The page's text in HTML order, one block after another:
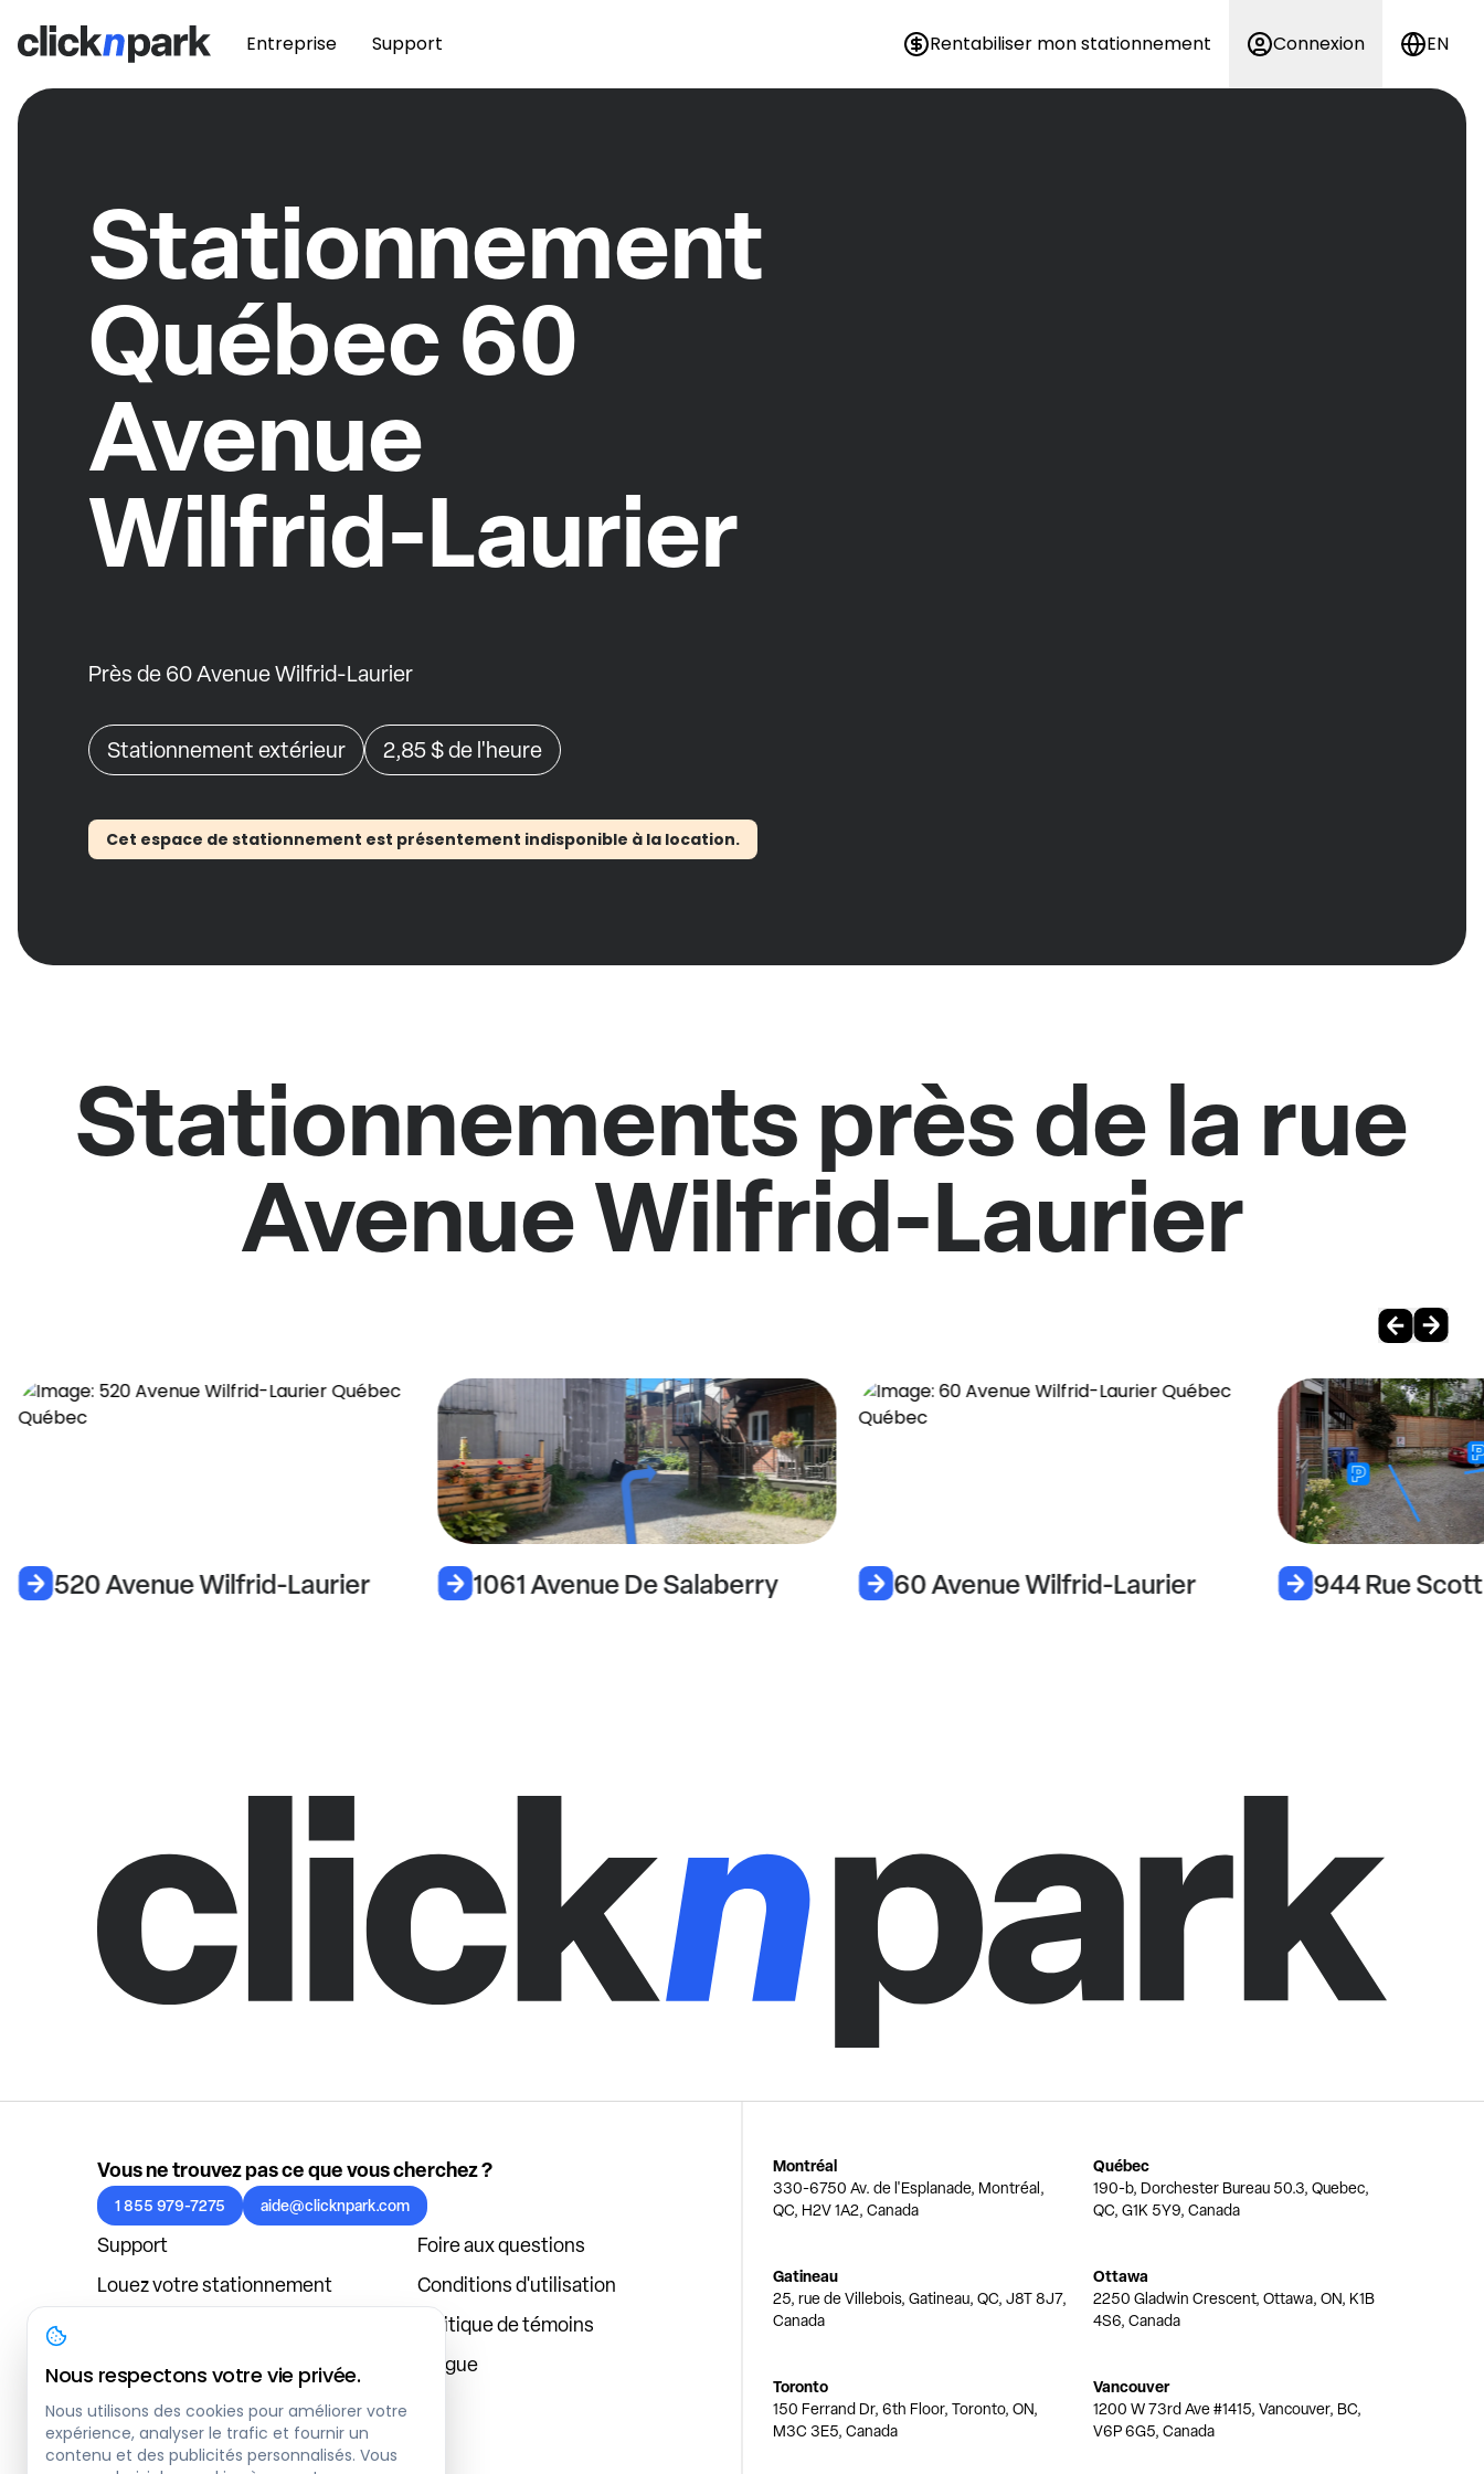
Entreprise Support Rentabiliser mon stationnement Connexion EN
Stationnement
Québec 60
Avenue
Wilfrid-Laurier
Près de 60 Avenue Wilfrid-Laurier
Stationnement extérieur 2,85 $de l'heure
Cet espace de stationnement est présentement indisponible à la location.
Stationnements près de la rue
Avenue Wilfrid-Laurier
520 Avenue Wilfrid-Laurier 1061 Avenue De Salaberry 60 Avenue Wilfrid-Laurier 944 Rue Scott
Vous ne trouvez pas ce que vous cherchez ?
1 855 979-7275 aide@clicknpark.com
Support
Foire aux questions
Louez votre stationnement
Conditions d'utilisation
Politique de témoins
À propos
Blogue
Connexion au tableau de bord
Montréal
330-6750 Av. de l'Esplanade, Montréal,
QC, H2V 1A2, Canada
Québec
190-b, Dorchester Bureau 50.3, Quebec,
QC, G1K 5Y9, Canada
Gatineau
25, rue de Villebois, Gatineau, QC, J8T 8J7,
Canada
Ottawa
2250 Gladwin Crescent, Ottawa, ON, K1B
4S6, Canada
Toronto
150 Ferrand Dr, 6th Floor, Toronto, ON,
M3C 3E5, Canada
Vancouver
1200 W 73rd Ave #1415, Vancouver, BC,
V6P 6G5, Canada
Nous respectons votre vie privée.
Nous utilisons des cookies pour améliorer votre
expérience, analyser le trafic et fournir un
contenu et des publicités personnalisés. Vous